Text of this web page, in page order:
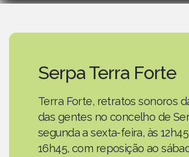
Serpa Terra Forte
Terra Forte, retratos sonoros
das gentes no concelho de
segunda a sexta-feira, às
16h45, com reposição ao